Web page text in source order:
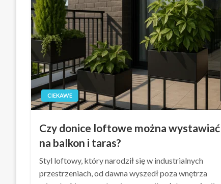
CIEKAWE
Czy donice loftowe można wystawiać
na balkon i taras?
Styl loftowy, który narodził się w industrialnych
przestrzeniach, od dawna wyszedł poza wnętrza